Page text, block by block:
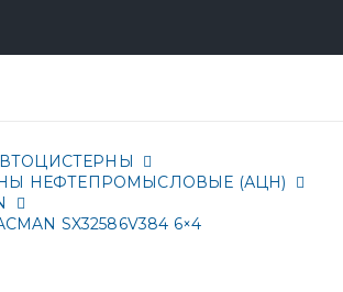
НЕФТЕПРОМЫСЛОВЫЕ (АЦН)
SX32586V384 6×4